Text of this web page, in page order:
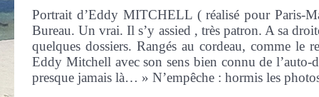
Portrait d’Eddy MITCHELL ( réalisé pour Paris-
Bureau. Un vrai. Il s’y assied , très patron. A sa
quelques dossiers. Rangés au cordeau, comme le
Eddy Mitchell avec son sens bien connu de l’auto-
presque jamais là… » N’empêche : hormis les